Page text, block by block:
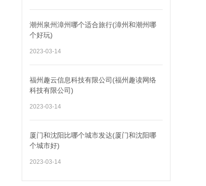
潮州泉州漳州哪个适合旅行(漳州和潮州哪
个好玩)
2023-03-14
福州趣云信息科技有限公司(福州趣读网络
科技有限公司)
2023-03-14
厦门和沈阳比哪个城市发达(厦门和沈阳哪
个城市好)
2023-03-14